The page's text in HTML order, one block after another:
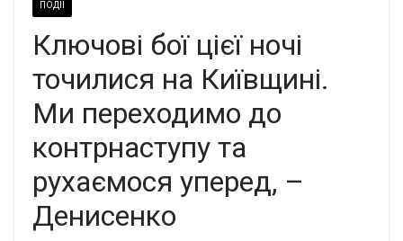
ПОДІЇ
Ключові бої цієї ночі
точилися на Київщині.
Ми переходимо до
контрнаступу та
рухаємося уперед, –
Денисенко